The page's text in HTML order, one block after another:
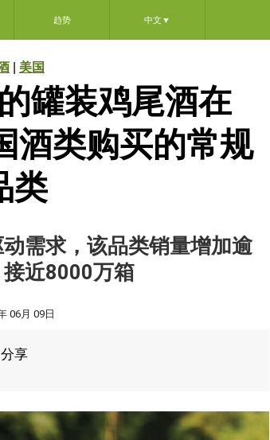
趋势 中文 ▼
美国
罐装鸡尾酒在
酒类购买的常规
类
需求，该品类销量增加逾
近8000万箱
06月 09日
分享